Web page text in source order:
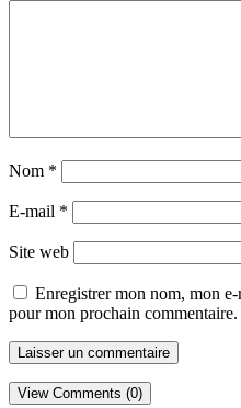
Nom *
E-mail *
Site web
Enregistrer mon nom, mon
pour mon prochain commentaire.
View Comments (0)